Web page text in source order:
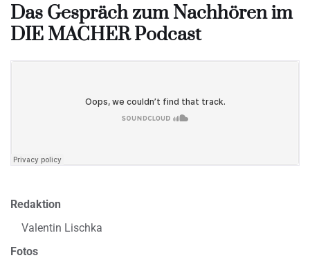
Das Gespräch zum Nachhören im
DIE MACHER Podcast
Redaktion
Valentin Lischka
Fotos